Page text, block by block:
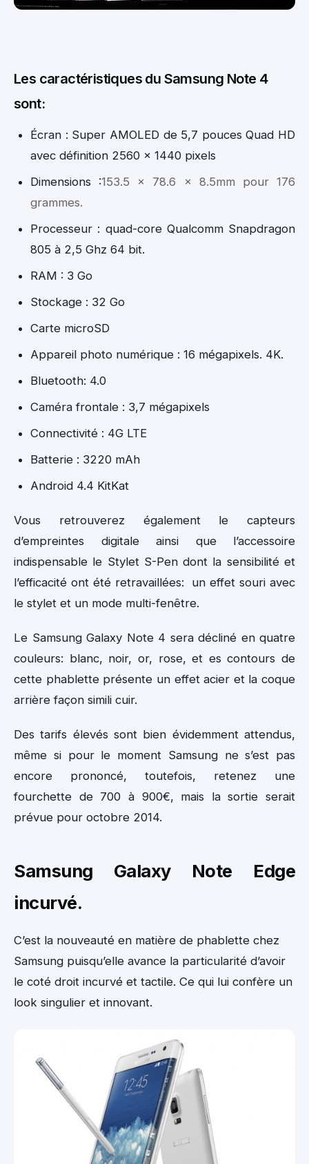
Les caractéristiques du Samsung Note 4
sont:
Écran : Super AMOLED de 5,7 pouces Quad HD
avec définition 2560 x 1440 pixels
Dimensions :153.5 x 78.6 x 8.5mm pour 176
grammes.
Processeur : quad-core Qualcomm Snapdragon
805 à 2,5 Ghz 64 bit.
RAM : 3 Go
Stockage : 32 Go
Carte microSD
Appareil photo numérique : 16 mégapixels. 4K.
Bluetooth: 4.0
Caméra frontale : 3,7 mégapixels
Connectivité : 4G LTE
Batterie : 3220 mAh
Android 4.4 KitKat
Vous retrouverez également le capteurs
d’empreintes digitale ainsi que l’accessoire
indispensable le Stylet S-Pen dont la sensibilité et
l’efficacité ont été retravaillées: un effet souri avec
le stylet et un mode multi-fenêtre.
Le Samsung Galaxy Note 4 sera décliné en quatre
couleurs: blanc, noir, or, rose, et es contours de
cette phablette présente un effet acier et la coque
arrière façon simili cuir.
Des tarifs élevés sont bien évidemment attendus,
même si pour le moment Samsung ne s’est pas
encore prononcé, toutefois, retenez une
fourchette de 700 à 900€, mais la sortie serait
prévue pour octobre 2014.
Samsung Galaxy Note Edge
incurvé.
C’est la nouveauté en matière de phablette chez
Samsung puisqu’elle avance la particularité d’avoir
le coté droit incurvé et tactile. Ce qui lui confère un
look singulier et innovant.